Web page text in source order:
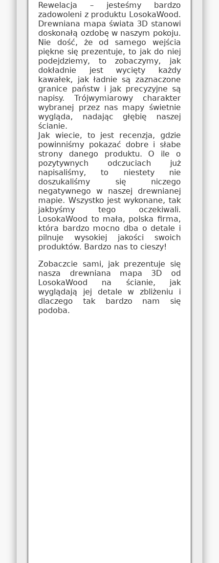
Rewelacja – jesteśmy bardzo
zadowoleni z produktu LosokaWood.
Drewniana mapa świata 3D stanowi
doskonałą ozdobę w naszym pokoju.
Nie dość, że od samego wejścia
piękne się prezentuje, to jak do niej
podejdziemy, to zobaczymy, jak
dokładnie jest wycięty każdy
kawałek, jak ładnie są zaznaczone
granice państw i jak precyzyjne są
napisy. Trójwymiarowy charakter
wybranej przez nas mapy świetnie
wygląda, nadając głębię naszej
ścianie.
Jak wiecie, to jest recenzja, gdzie
powinniśmy pokazać dobre i słabe
strony danego produktu. O ile o
pozytywnych odczuciach już
napisaliśmy, to niestety nie
doszukaliśmy się niczego
negatywnego w naszej drewnianej
mapie. Wszystko jest wykonane, tak
jakbyśmy tego oczekiwali.
LosokaWood to mała, polska firma,
która bardzo mocno dba o detale i
pilnuje wysokiej jakości swoich
produktów. Bardzo nas to cieszy!
Zobaczcie sami, jak prezentuje się
nasza drewniana mapa 3D od
LosokaWood na ścianie, jak
wyglądają jej detale w zbliżeniu i
dlaczego tak bardzo nam się
podoba.